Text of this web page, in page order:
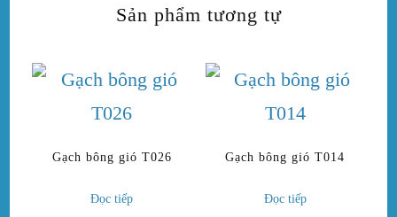
Sản phẩm tương tự
Gạch bông gió T026
Đọc tiếp
Gạch bông gió T014
Đọc tiếp